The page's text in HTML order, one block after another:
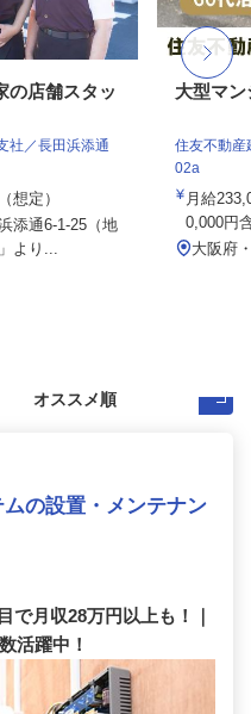
の店舗スタッ
社／長田浜添通
想定）
添通6-1-25（地
より...
大型マ
住友不動産
02a
月給
0,000円
大阪府
の設置・メンテナン
で月収28万円以上も！｜
活躍中！